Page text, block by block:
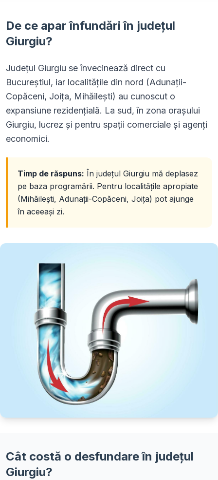
De ce apar înfundări în județul
Giurgiu?
Județul Giurgiu se învecinează direct cu
Bucureștiul, iar localitățile din nord (Adunații-
Copăceni, Joița, Mihăilești) au cunoscut o
expansiune rezidențială. La sud, în zona orașului
Giurgiu, lucrez și pentru spații comerciale și agenți
economici.
Timp de răspuns: În județul Giurgiu mă deplasez
pe baza programării. Pentru localitățile apropiate
(Mihăilești, Adunații-Copăceni, Joița) pot ajunge
în aceeași zi.
Cât costă o desfundare în județul
Giurgiu?